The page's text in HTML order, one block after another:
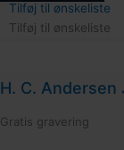
Tilføj til ønskeliste
Tilføj til ønskeliste
H. C. Andersen
Gratis gravering